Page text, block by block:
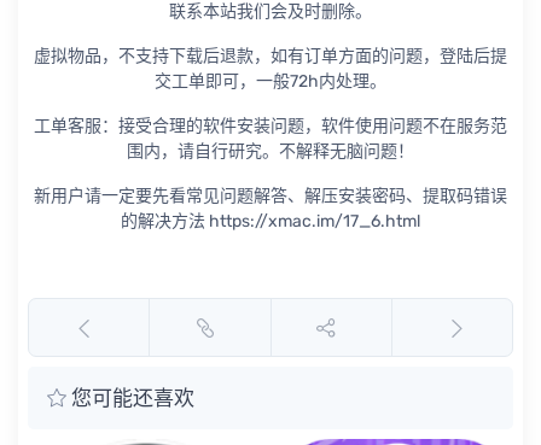
联系本站我们会及时删除。
虚拟物品，不支持下载后退款，如有订单方面的问题，登陆后提
交工单即可，一般72h内处理。
工单客服：接受合理的软件安装问题，软件使用问题不在服务范
围内，请自行研究。不解释无脑问题！
新用户请一定要先看常见问题解答、解压安装密码、提取码错误
的解决方法 https://xmac.im/17_6.html
您可能还喜欢